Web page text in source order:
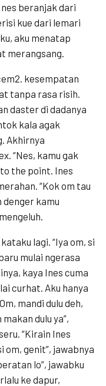
beranjak dari
kue dari lemari
aku menatap
merangsang.
kesempatan
tanpa rasa risih.
daster di dadanya
kala agak
Akhirnya
“Nes, kamu gak
the point. Ines
“Kok om tau
denger kamu
lagi. “Iya om, si
mulai ngerasa
kaya Ines cuma
curhat. Aku hanya
mandi dulu deh,
dulu ya”,
“Kirain Ines
om, genit”, jawabnya
lo”, jawabku
ke dapur,